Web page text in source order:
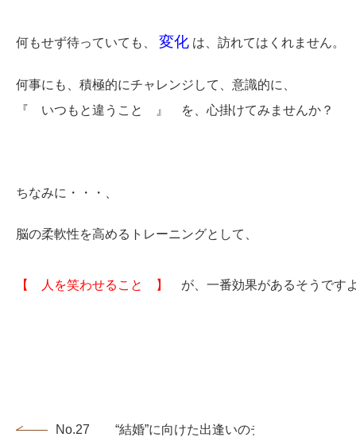
何もせず待っていても、 変化 は、訪れてはくれません。
何事にも、積極的にチャレンジして、意識的に、
『 いつもと違うこと 』 を、心掛けてみませんか？
ちなみに・・・、
脳の柔軟性を高めるトレーニングとして、
【 人を笑わせること 】 が、一番効果があるそうです
No.27 “結婚”に向けた出逢いのチャンス♪...